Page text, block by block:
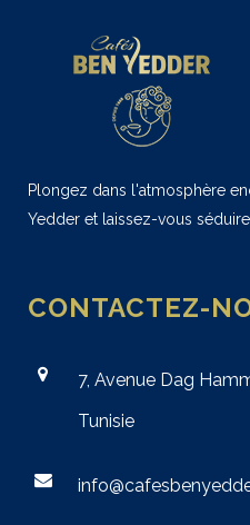
Plongez dans l'atmosphère
Yedder et laissez-vous
CONTACTEZ-
7, Avenue Dag
Tunisie